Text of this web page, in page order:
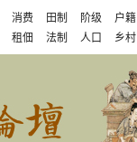
消费 田制 阶级 户籍
租佃 法制 人口 乡村